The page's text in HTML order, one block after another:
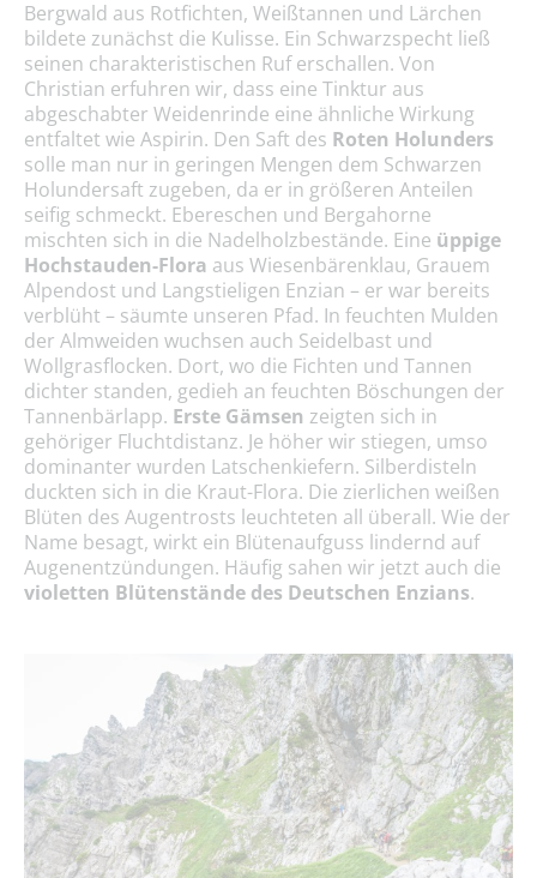
Bergwald aus Rotfichten, Weißtannen und Lärchen
bildete zunächst die Kulisse. Ein Schwarzspecht ließ
seinen charakteristischen Ruf erschallen. Von
Christian erfuhren wir, dass eine Tinktur aus
abgeschabter Weidenrinde eine ähnliche Wirkung
entfaltet wie Aspirin. Den Saft des Roten Holunders
solle man nur in geringen Mengen dem Schwarzen
Holundersaft zugeben, da er in größeren Anteilen
seifig schmeckt. Ebereschen und Bergahorne
mischten sich in die Nadelholzbestände. Eine üppige
Hochstauden-Flora aus Wiesenbärenklau, Grauem
Alpendost und Langstieligen Enzian – er war bereits
verblüht – säumte unseren Pfad. In feuchten Mulden
der Almweiden wuchsen auch Seidelbast und
Wollgrasflocken. Dort, wo die Fichten und Tannen
dichter standen, gedieh an feuchten Böschungen der
Tannenbärlapp. Erste Gämsen zeigten sich in
gehöriger Fluchtdistanz. Je höher wir stiegen, umso
dominanter wurden Latschenkiefern. Silberdisteln
duckten sich in die Kraut-Flora. Die zierlichen weißen
Blüten des Augentrosts leuchteten all überall. Wie der
Name besagt, wirkt ein Blütenaufguss lindernd auf
Augenentzündungen. Häufig sahen wir jetzt auch die
violetten Blütenstände des Deutschen Enzians.